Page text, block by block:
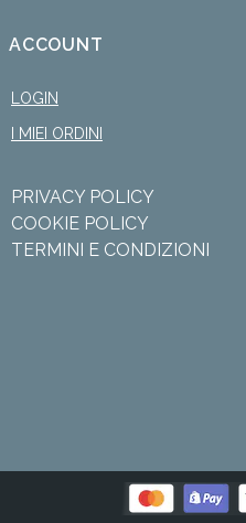
ACCOUNT
LOGIN
I MIEI ORDINI
PRIVACY POLICY
COOKIE POLICY
TERMINI E CONDIZIONI